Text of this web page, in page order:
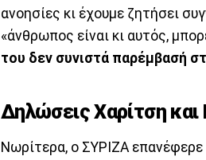
ανοησίες κι έχουμε ζητήσει
«άνθρωπος είναι κι αυτός,
του δεν συνιστά παρέμβασή
Δηλώσεις Χαρίτση και
Νωρίτερα, ο ΣΥΡΙΖΑ επανέφερε